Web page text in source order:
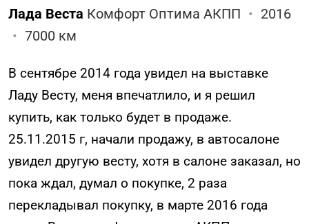
Лада Веста Комфорт Оптима АКПП • 2016
• 7000 км
В сентябре 2014 года увидел на выставке
Ладу Весту, меня впечатлило, и я решил
купить, как только будет в продаже.
25.11.2015 г, начали продажу, в автосалоне
увидел другую весту, хотя в салоне заказал, но
пока ждал, думал о покупке, 2 раза
перекладывал покупку, в марте 2016 года